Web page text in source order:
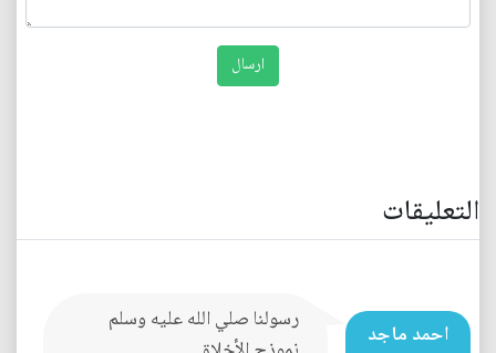
التعليقات
احمد ماجد
رسولنا صلي الله عليه وسلم